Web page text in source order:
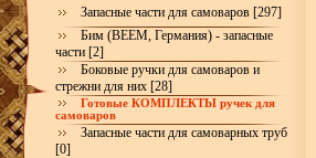
Запасные части для самоваров [297]
Бим (BEEM, Германия) - запасные
части [2]
Боковые ручки для самоваров и
стрежни для них [28]
Готовые КОМПЛЕКТЫ ручек для
самоваров
Запасные части для самоварных труб
[0]